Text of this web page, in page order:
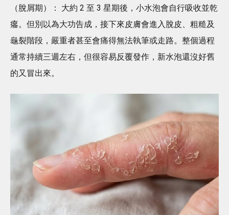
（脫屑期）： 大約 2 至 3 星期後，小水泡會自行吸收並乾
癟。但別以為大功告成，接下來皮膚會進入脫皮、粗糙及
龜裂階段，嚴重者甚至會痛得無法執筆或走路。整個過程
通常持續三週左右，但很容易反覆發作，新水泡還沒好舊
的又冒出來。